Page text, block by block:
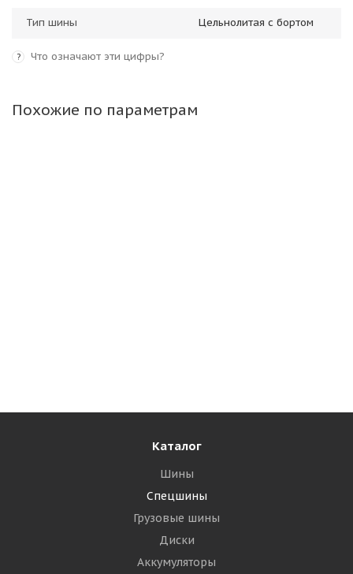
Тип шины Цельнолитая с бортом
? Что означают эти цифры?
Похожие по параметрам
13 675₽
Подробнее
Каталог
Шины
Спецшины
Грузовые шины
Диски
Аккумуляторы